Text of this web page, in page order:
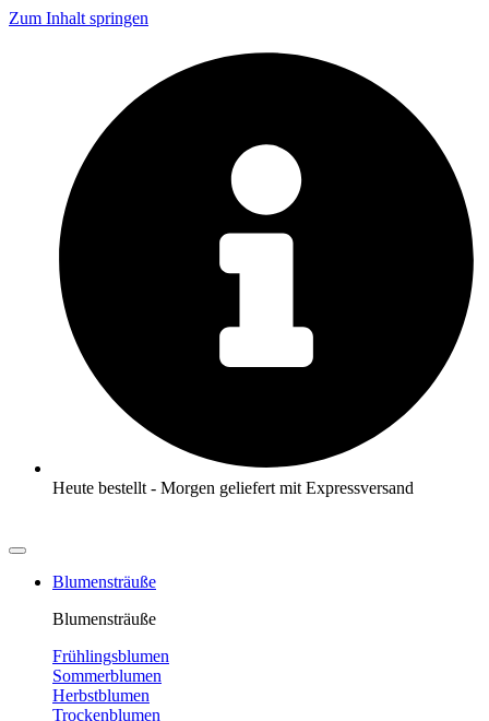
Zum Inhalt springen
Heute bestellt - Morgen geliefert mit Expressversand
Blumensträuße
Blumensträuße
Frühlingsblumen
Sommerblumen
Herbstblumen
Trockenblumen